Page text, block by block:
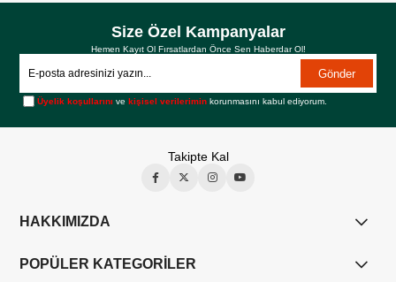
Size Özel Kampanyalar
Hemen Kayıt Ol Fırsatlardan Önce Sen Haberdar Ol!
Gönder
Üyelik koşullarını vekişisel verilerimin korunmasını kabul ediyorum.
Takipte Kal
HAKKIMIZDA
POPÜLER KATEGORİLER